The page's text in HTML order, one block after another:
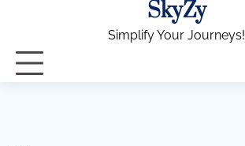
SkyZy
Simplify Your Journeys!